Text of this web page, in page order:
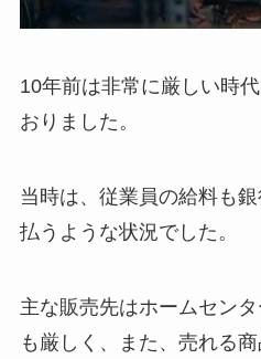
10年前は非常に厳しい時
おりました。
当時は、従業員の給料も
払うような状況でした。
主な販売先はホームセン
も厳しく、また、売れる